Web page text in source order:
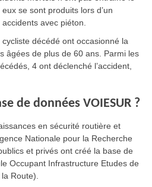
se sont produits lors d’un
avec piéton.
décédé ont occasionné la
âgées de plus de 60 ans. Parmi les
4 ont déclenché l’accident,
de données VOIESUR ?
en sécurité routière et
Nationale pour la Recherche
et privés ont créé la base de
Occupant Infrastructure Etudes de
Route).